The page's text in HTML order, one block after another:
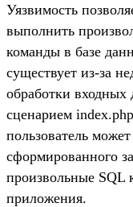
Уязвимость
выполнить
команды в базе
существует из-за
обработки входных
сценарием
пользователь
сформированного
произвольные SQL
приложения.